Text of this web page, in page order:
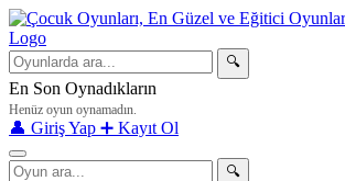
🔍
En Son Oynadıkların
Henüz oyun oynamadın.
👤 Giriş Yap ➕ Kayıt Ol
🔍